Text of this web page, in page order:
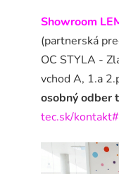
Showroom
(partnerská
OC STYLA -
vchod A, 1.a
osobný odber
tec.sk/